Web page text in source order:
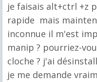
je faisais alt+ctrl +z
rapide mais
inconnue il m'est
manip ? pourriez-
cloche ? j'ai
je me demande